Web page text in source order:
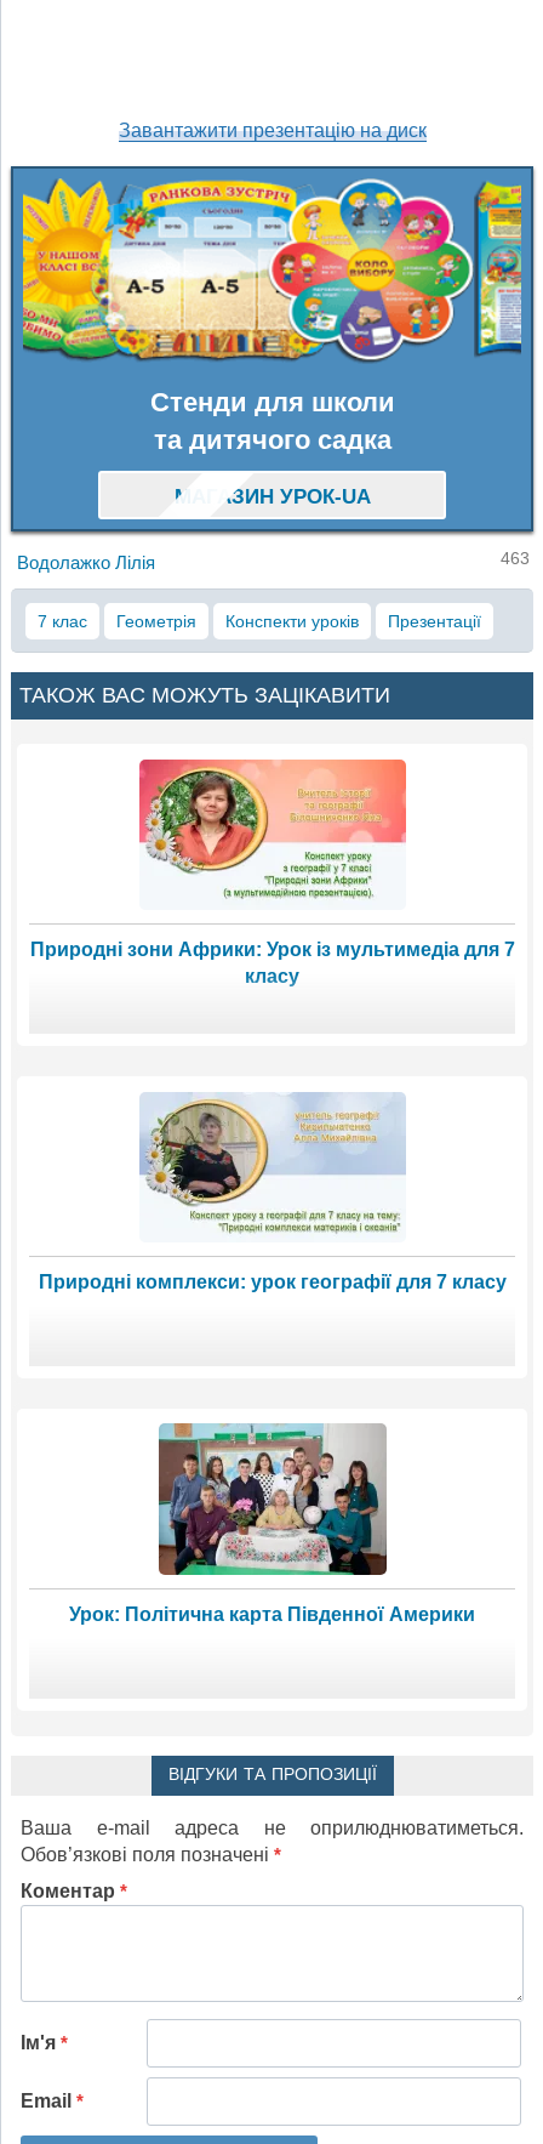
Завантажити презентацію на диск
Стенди для школи
та дитячого садка
МАГАЗИН УРОК-UA
Водолажко Лілія 463
7 клас Геометрія Конспекти уроків Презентації
ТАКОЖ ВАС МОЖУТЬ ЗАЦІКАВИТИ
Природні зони Африки: Урок із мультимедіа для 7
класу
Природні комплекси: урок географії для 7 класу
Урок: Політична карта Південної Америки
ВІДГУКИ ТА ПРОПОЗИЦІЇ
Ваша e-mail адреса не оприлюднюватиметься.
Обов’язкові поля позначені *
Коментар *
Ім'я *
Email *